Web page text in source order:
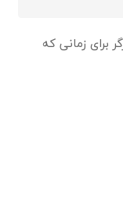
برای زمانی که